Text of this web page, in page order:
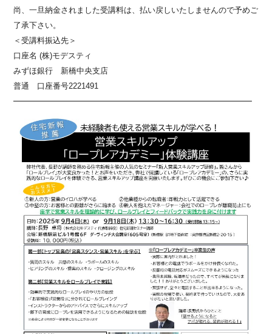
尚、一旦納金されました受講料は、払い戻しいたしませんので予めご
了承下さい。
＜受講料振込先＞
口座名 (株)モデスティ
みずほ銀行 新橋中央支店
普通 口座番号2221491
————————————————————————–